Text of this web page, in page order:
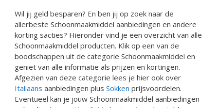
Wil jij geld besparen? En ben jij op zoek naar de
allerbeste Schoonmaakmiddel aanbiedingen en andere
korting sacties? Hieronder vind je een overzicht van alle
Schoonmaakmiddel producten. Klik op een van de
boodschappen uit de categorie Schoonmaakmiddel en
geniet van alle informatie als prijzen en kortingen.
Afgezien van deze categorie lees je hier ook over
Italiaans aanbiedingen plus Sokken prijsvoordelen.
Eventueel kan je jouw Schoonmaakmiddel aanbiedingen